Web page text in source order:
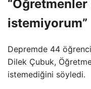
“Öğretmenler
istemiyorum”
Depremde 44
Dilek Çubuk,
istemediğini söyledi.